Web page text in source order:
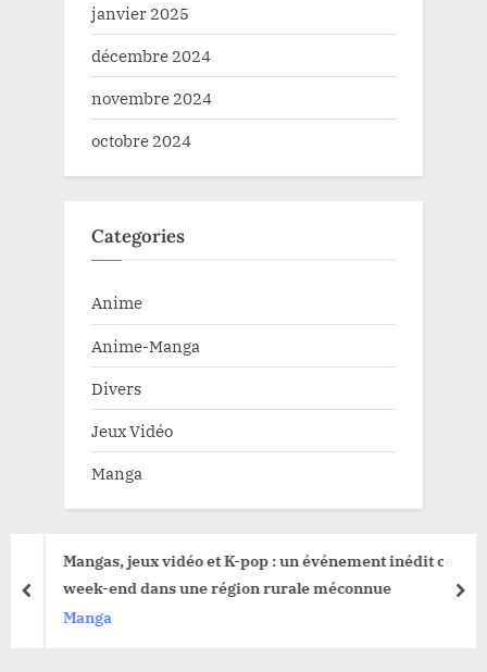
janvier 2025
décembre 2024
novembre 2024
octobre 2024
Categories
Anime
Anime-Manga
Divers
Jeux Vidéo
Manga
Mangas, jeux vidéo et K-pop : un événement inédit ce
week-end dans une région rurale méconnue
Manga
prev